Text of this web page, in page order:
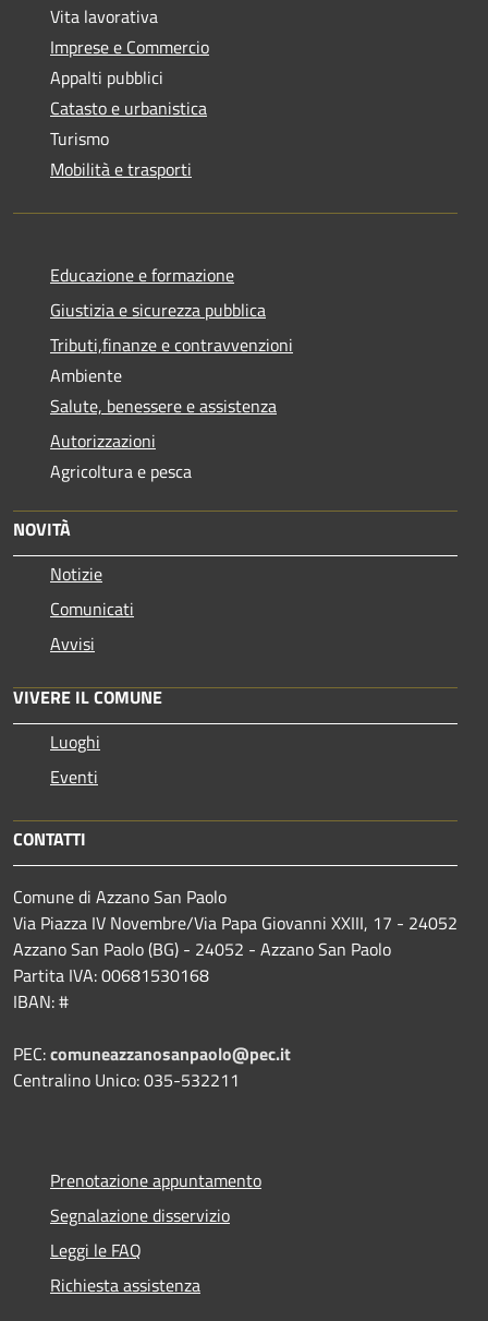
Vita lavorativa
Imprese e Commercio
Appalti pubblici
Catasto e urbanistica
Turismo
Mobilità e trasporti
Educazione e formazione
Giustizia e sicurezza pubblica
Tributi,finanze e contravvenzioni
Ambiente
Salute, benessere e assistenza
Autorizzazioni
Agricoltura e pesca
NOVITÀ
Notizie
Comunicati
Avvisi
VIVERE IL COMUNE
Luoghi
Eventi
CONTATTI
Comune di Azzano San Paolo
Via Piazza IV Novembre/Via Papa Giovanni XXIII, 17 - 24052
Azzano San Paolo (BG) - 24052 - Azzano San Paolo
Partita IVA: 00681530168
IBAN: #
PEC:comuneazzanosanpaolo@pec.it
Centralino Unico: 035-532211
Prenotazione appuntamento
Segnalazione disservizio
Leggi le FAQ
Richiesta assistenza